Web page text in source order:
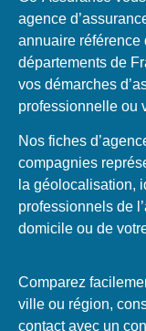
agence
annuaire référence
départements de
vos démarches
professionnelle ou
Nos fiches
compagnies
la géolocalisation,
professionnels de
domicile ou de
Comparez
ville ou région,
contact avec un